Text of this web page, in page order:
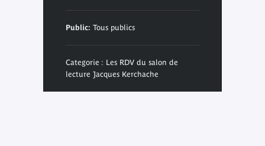
Public: Tous publics
Categorie : Les RDV du salon de
lecture Jacques Kerchache